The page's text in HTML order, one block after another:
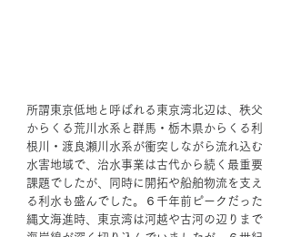
所謂東京低地と呼ばれる東京湾北辺は、秩父
からくる荒川水系と群馬・栃木県からくる利
根川・渡良瀬川水系が衝突しながら流れ込む
水害地域で、治水事業は古代から続く最重要
課題でしたが、同時に開拓や船舶物流を支え
る利水も盛んでした。６千年前ピークだった
縄文海進時、東京湾は河越や古河の辺りまで